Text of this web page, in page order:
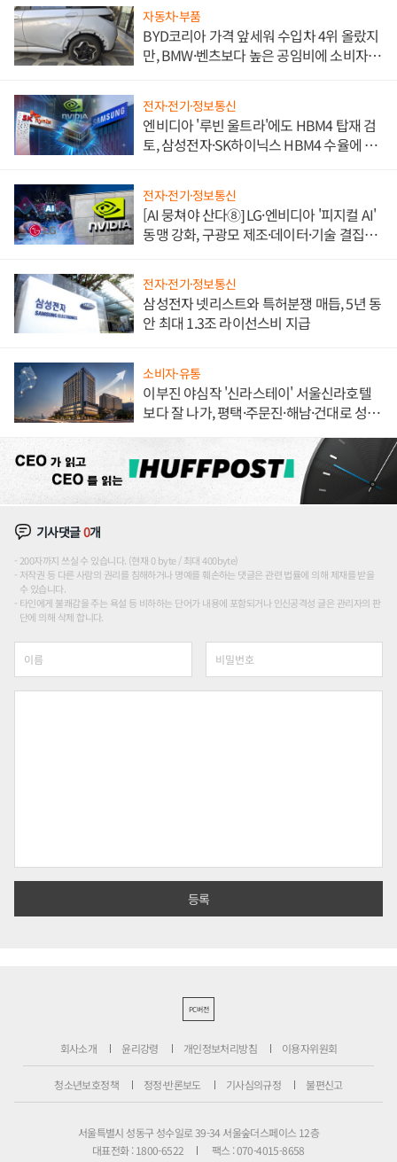
자동차·부품
BYD코리아 가격 앞세워 수입차 4위 올랐지
만, BMW·벤츠보다 높은 공임비에 소비자
전자·전기·정보통신
엔비디아 '루빈 울트라'에도 HBM4 탑재 검
토, 삼성전자·SK하이닉스 HBM4 수율에 주
전자·전기·정보통신
[AI 뭉쳐야 산다⑧] LG·엔비디아 '피지컬 AI'
동맹 강화, 구광모 제조·데이터·기술 결집
전자·전기·정보통신
삼성전자 넷리스트와 특허분쟁 매듭, 5년 동
안 최대 1.3조 라이선스비 지급
소비자·유통
이부진 야심작 '신라스테이' 서울신라호텔
보다 잘 나가, 평택·주문진·해남·건대로 성
기사댓글0개
200자까지 쓰실 수 있습니다. (현재 0 byte / 최대 400byte)
저작권 등 다른 사람의 권리를 침해하거나 명예를 훼손하는 댓글은 관련 법률에 의해 제재를 받을
수 있습니다.
타인에게 불쾌감을 주는 욕설 등 비하하는 단어가 내용에 포함되거나 인신공격성 글은 관리자의 판
단에 의해 삭제 합니다.
PC버전
회사소개 윤리강령 개인정보처리방침 이용자위원회
청소년보호정책 정정·반론보도 기사심의규정 불편신고
서울특별시 성동구 성수일로 39-34 서울숲더스페이스 12층
대표전화 : 1800-6522
팩스 : 070-4015-8658